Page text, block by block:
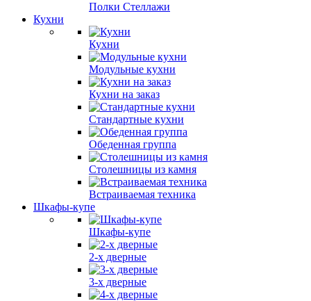
Полки Стеллажи
Кухни
Кухни
Модульные кухни
Кухни на заказ
Стандартные кухни
Обеденная группа
Столешницы из камня
Встраиваемая техника
Шкафы-купе
Шкафы-купе
2-х дверные
3-х дверные